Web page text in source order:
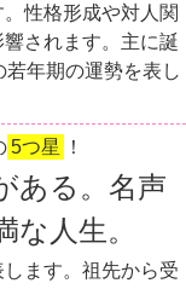
性格形成や対人関
されます。主に誕
年期の運勢を表し
5つ星 ！
ある。名声
な人生。
ます。祖先から受